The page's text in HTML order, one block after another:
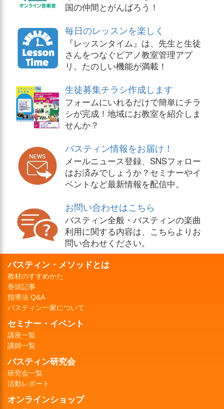
国の仲間とがんばろう！
毎日のレッスンを楽しく
『レッスンタイム』は、先生と生徒
さんをつなぐピアノ教室管理アプ
リ。たのしい機能が満載！
生徒募集チラシ作成します
フォームにいれるだけで簡単にチラ
シが完成！地域にお教室を紹介しま
せんか？
バスティン情報をお届け！
メールニュース登録、SNSフォロー
はお済みでしょうか？セミナーやイ
ベントなど最新情報を配信中。
お問い合わせはこちら
バスティン全般・バスティンの楽曲
利用に関する内容は、こちらよりお
問い合わせください。
バスティン・メソッドとは
教材のすすめかた
巻頭記事
指導法 Q&A
バスティン一家について
セミナー・イベント
講座一覧
講師一覧
バスティン研究会
研究会一覧
活動レポート
オンラインショップ